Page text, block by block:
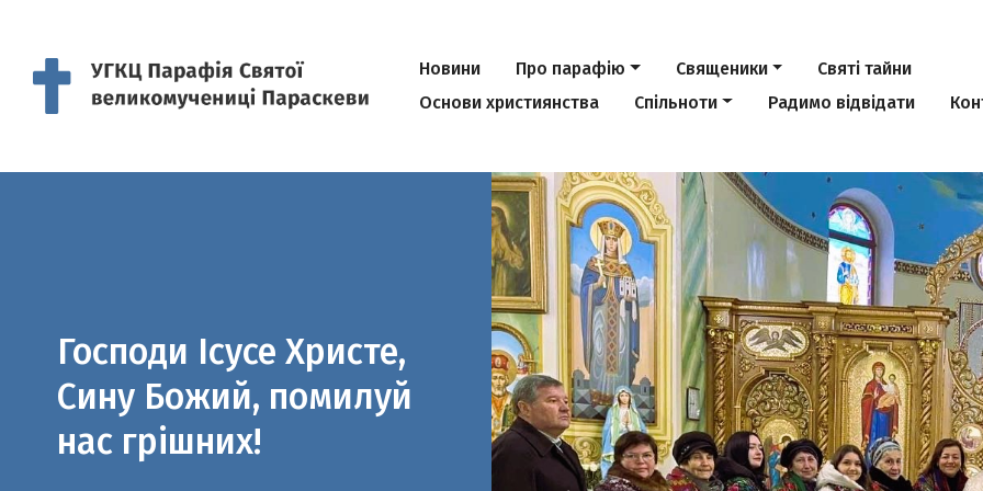
Новини Про парафію Священики
Святі тайни
Основи християнства
Спільноти Радимо відвідати
Сину Божий, помилуй
нас грішних!
Previous